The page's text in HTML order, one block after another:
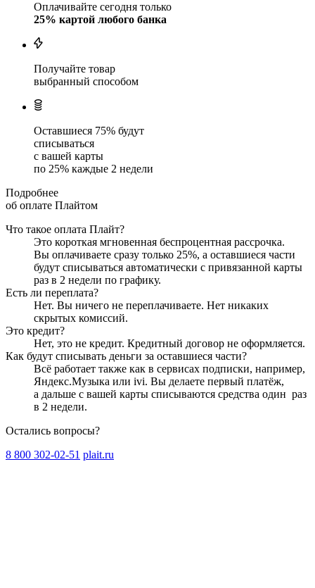
Оплачивайте сегодня только
25% картой любого банка
Получайте товар
выбранный способом
Оставшиеся 75% будут
списываться
с вашей карты
по 25% каждые 2 недели
Подробнее
об оплате Плайтом
Что такое оплата Плайт?
Это короткая мгновенная беспроцентная рассрочка.
Вы оплачиваете сразу только 25%, а оставшиеся части
будут списываться автоматически с привязанной карты
раз в 2 недели по графику.
Есть ли переплата?
Нет. Вы ничего не переплачиваете. Нет никаких
скрытых комиссий.
Это кредит?
Нет, это не кредит. Кредитный договор не оформляется.
Как будут списывать деньги за оставшиеся части?
Всё работает также как в сервисах подписки, например,
Яндекс.Музыка или ivi. Вы делаете первый платёж,
а дальше с вашей карты списываются средства один раз
в 2 недели.
Остались вопросы?
8 800 302-02-51 plait.ru